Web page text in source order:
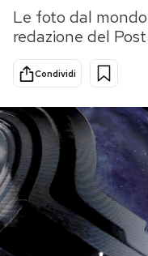
Politica
Internet
Cultura
Economia
Sport
PODCAST
Le foto dal
redazione del Post
Condividi